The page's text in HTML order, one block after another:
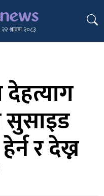
२२ श्रावण २०८३
र देख्न